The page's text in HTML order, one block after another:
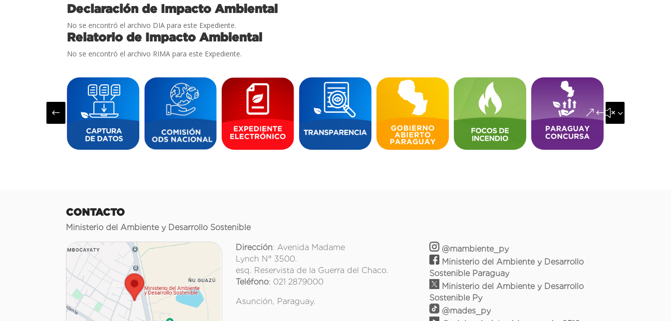
Declaración de Impacto Ambiental
No se encontró el archivo DIA para este Expediente.
Relatorio de Impacto Ambiental
No se encontró el archivo RIMA para este Expediente.
# &#x35;
CONTACTO
Ministerio del Ambiente y Desarrollo Sostenible
Dirección: Avenida Madame
Lynch N° 3500.
esq. Reservista de la Guerra del Chaco.
Teléfono: 021 2879000
Asunción, Paraguay.
@mambiente_py
Ministerio del Ambiente y Desarrollo
Sostenible Paraguay
Ministerio del Ambiente y Desarrollo
Sostenible Py
@mades_py